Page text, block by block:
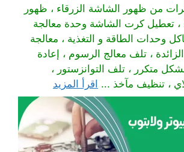
من ظهور الشاشة الزرقاء ، ظهور
، تعطيل كرت الشاشة وحدة معالجة
وحدات الطاقة و التغذية ، معالجة
، تلف معالج الرسوم ، إعادة
متكرر ، تلف التوانزستور ،
، تنظيف مآخذ ... اقرأ المزيد